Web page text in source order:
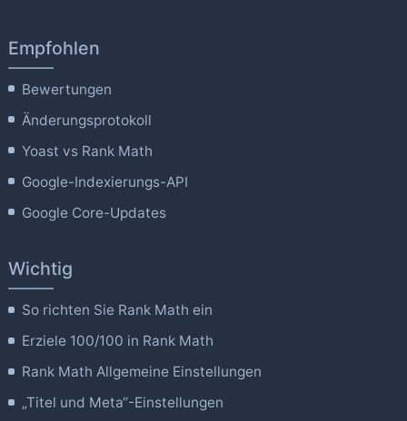
Empfohlen
Bewertungen
Änderungsprotokoll
Yoast vs Rank Math
Google-Indexierungs-API
Google Core-Updates
Wichtig
So richten Sie Rank Math ein
Erziele 100/100 in Rank Math
Rank Math Allgemeine Einstellungen
„Titel und Meta“-Einstellungen